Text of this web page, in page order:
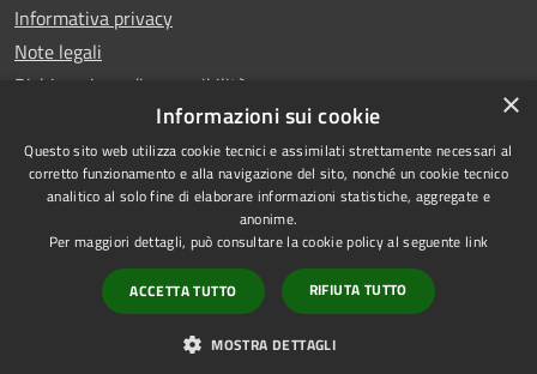
Informativa privacy
Note legali
Dichiarazione di accessibilità
RSS
Accessibilità
Copyright © 2025 Comune di
Ariano Irpino
Powered byMunicipium
Accesso redazione
×
Informazioni sui cookie
Questo sito web utilizza cookie tecnici e assimilati strettamente necessari al
corretto funzionamento e alla navigazione del sito, nonché un cookie tecnico
analitico al solo fine di elaborare informazioni statistiche, aggregate e
anonime.
Per maggiori dettagli, può consultare la cookie policy al seguente link
ACCETTA TUTTO RIFIUTA TUTTO
MOSTRA DETTAGLI